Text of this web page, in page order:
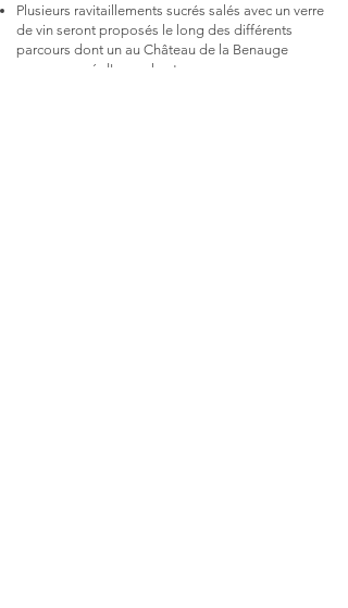
Plusieurs ravitaillements sucrés salés avec un verre
de vin seront proposés le long des différents
parcours dont un au Château de la Benauge
accompagné d'un orchestre